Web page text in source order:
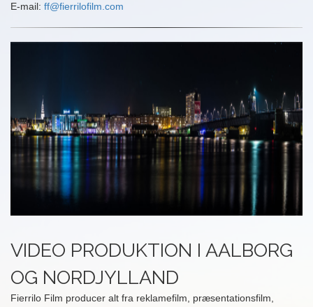
E-mail: ff@fierrilofilm.com
VIDEO PRODUKTION I AALBORG
OG NORDJYLLAND
Fierrilo Film producer alt fra reklamefilm, præsentationsfilm,